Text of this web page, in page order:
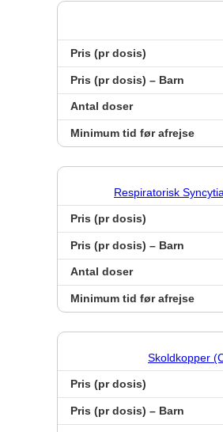
Pris (pr dosis)
Pris (pr dosis) – Barn
Antal doser
Minimum tid før afrejse
Respiratorisk
Pris (pr dosis)
Pris (pr dosis) – Barn
Antal doser
Minimum tid før afrejse
Skoldkopper
Pris (pr dosis)
Pris (pr dosis) – Barn